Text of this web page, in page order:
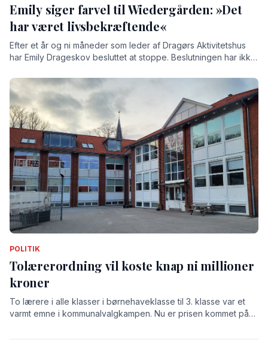
Emily siger farvel til Wiedergården: »Det
har været livsbekræftende«
Efter et år og ni måneder som leder af Dragørs Aktivitetshus
har Emily Drageskov besluttet at stoppe. Beslutningen har ikke
givet hende både store oplevelser og stærke relationer.
POLITIK
Tolærerordning vil koste knap ni millioner
kroner
To lærere i alle klasser i børnehaveklasse til 3. klasse var et
varmt emne i kommunalvalgkampen. Nu er prisen kommet på